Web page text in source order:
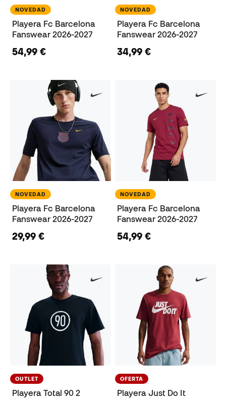
NOVEDAD
Playera Fc Barcelona
Fanswear 2026-2027
54,99 €
NOVEDAD
Playera Fc Barcelona
Fanswear 2026-2027
34,99 €
NOVEDAD
Playera Fc Barcelona
Fanswear 2026-2027
29,99 €
NOVEDAD
Playera Fc Barcelona
Fanswear 2026-2027
54,99 €
OUTLET
Playera Total 90 2
OFERTA
Playera Just Do It